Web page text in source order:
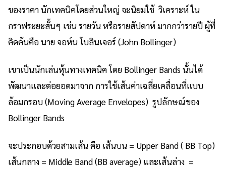
ของราคา นักเทคนิคโดยส่วนใหญ่ จะนิยมใช้ วิเคราะห์ ใน
กราฟระยะสั้นๆ เช่น รายวัน หรือรายสัปดาห์ มากกว่ารายปี ผู้ที่
คิดค้นคือ นาย จอห์น โบลินเจอร์ (John Bollinger)
เขาเป็นนักเล่นหุ้นทางเทคนิค โดย Bollinger Bands นั้นได้
พัฒนาและต่อยอดมาจาก การใช้เส้นค่าเฉลี่ยเคลื่อนที่แบบ
ล้อมกรอบ (Moving Average Envelopes) รูปลักษณ์ของ
Bollinger Bands
จะประกอบด้วยสามเส้น คือ เส้นบน = Upper Band ( BB Top)
เส้นกลาง = Middle Band (BB average) และเส้นล่าง =